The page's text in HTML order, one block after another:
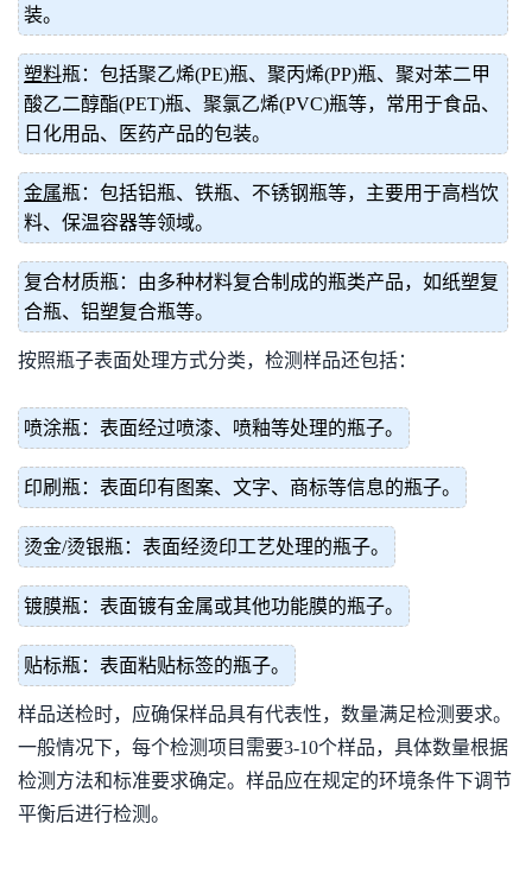
装。
塑料瓶：包括聚乙烯(PE)瓶、聚丙烯(PP)瓶、聚对苯二甲
酸乙二醇酯(PET)瓶、聚氯乙烯(PVC)瓶等，常用于食品、
日化用品、医药产品的包装。
金属瓶：包括铝瓶、铁瓶、不锈钢瓶等，主要用于高档饮
料、保温容器等领域。
复合材质瓶：由多种材料复合制成的瓶类产品，如纸塑复
合瓶、铝塑复合瓶等。
按照瓶子表面处理方式分类，检测样品还包括：
喷涂瓶：表面经过喷漆、喷釉等处理的瓶子。
印刷瓶：表面印有图案、文字、商标等信息的瓶子。
烫金/烫银瓶：表面经烫印工艺处理的瓶子。
镀膜瓶：表面镀有金属或其他功能膜的瓶子。
贴标瓶：表面粘贴标签的瓶子。
样品送检时，应确保样品具有代表性，数量满足检测要求。
一般情况下，每个检测项目需要3-10个样品，具体数量根据
检测方法和标准要求确定。样品应在规定的环境条件下调节
平衡后进行检测。